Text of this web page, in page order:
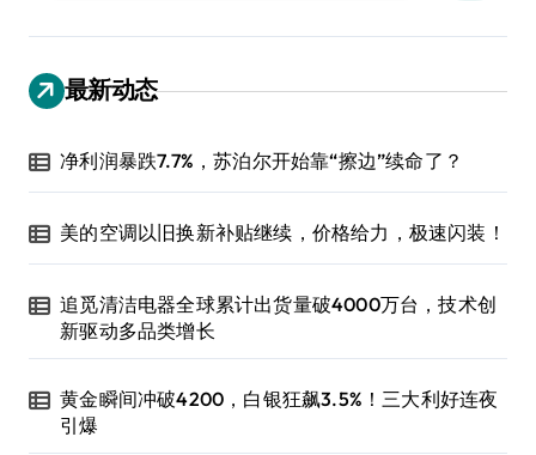
最新动态
净利润暴跌7.7%，苏泊尔开始靠“擦边”续命了？
美的空调以旧换新补贴继续，价格给力，极速闪装！
追觅清洁电器全球累计出货量破4000万台，技术创
新驱动多品类增长
黄金瞬间冲破4200，白银狂飙3.5%！三大利好连夜
引爆